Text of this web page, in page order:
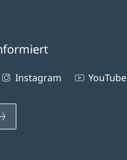
Instagram YouTube